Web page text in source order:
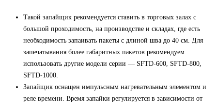
Такой запайщик рекомендуется ставить в торговых залах с
большой проходимость, на производстве и складах, где есть
необходимость запаивать пакеты с длиной шва до 40 см. Для
запечатывания более габаритных пакетов рекомендуем
использовать другие модели серии — SFTD-600, SFTD-800,
SFTD-1000.
Запайщик оснащен импульсным нагревательным элементом и
реле времени. Время запайки регулируется в зависимости от